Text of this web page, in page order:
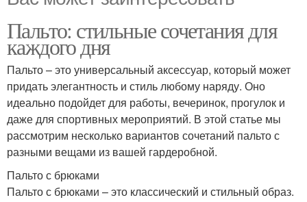
Пальто: стильные сочетания для
каждого дня
Пальто – это универсальный аксессуар, который может
придать элегантность и стиль любому наряду. Оно
идеально подойдет для работы, вечеринок, прогулок и
даже для спортивных мероприятий. В этой статье мы
рассмотрим несколько вариантов сочетаний пальто с
разными вещами из вашей гардеробной.
Пальто с брюками
Пальто с брюками – это классический и стильный образ.